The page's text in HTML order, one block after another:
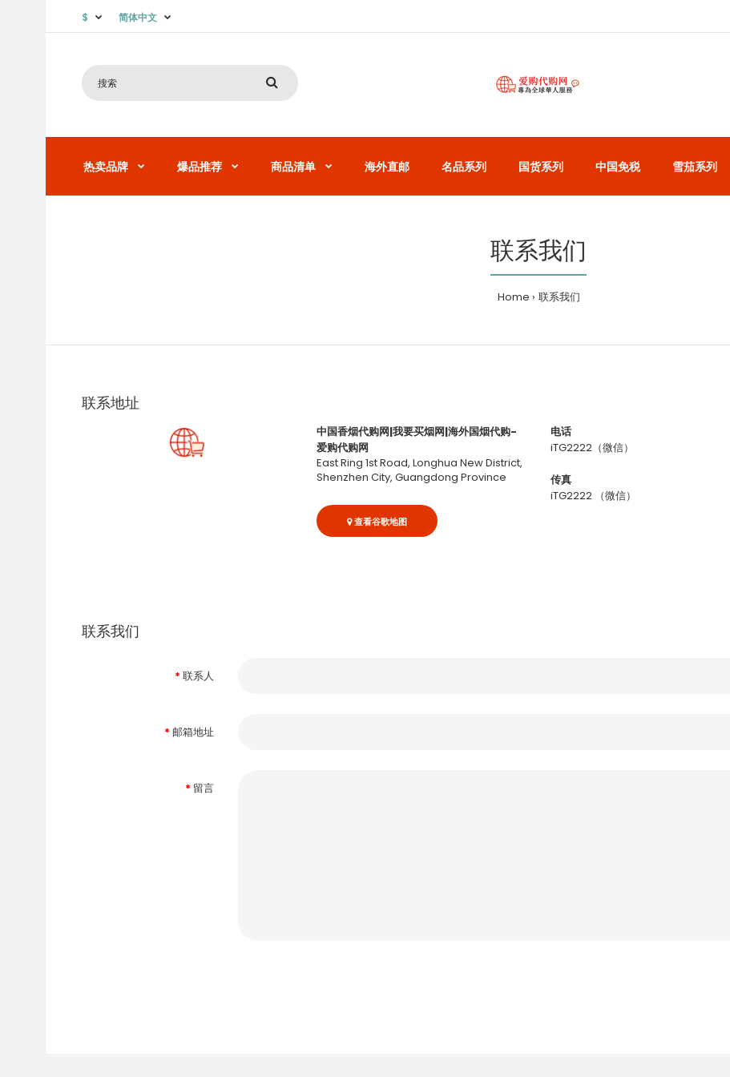
$ 简体中文
热卖品牌 爆品推荐 商品清单 海外直邮 名品系列 国货系列 中国免税 雪茄系列
联系我们
Home 联系我们
联系地址
中国香烟代购网|我要买烟网|海外国烟代购-
爱购代购网
East Ring 1st Road, Longhua New District,
Shenzhen City, Guangdong Province
查看谷歌地图
电话
iTG2222（微信）
传真
iTG2222 （微信）
联系我们
联系人
邮箱地址
留言